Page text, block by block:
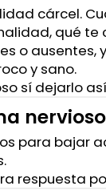
cárcel.
qué te
o ausentes,
y sano.
sí dejarlo
para bajar
respuesta